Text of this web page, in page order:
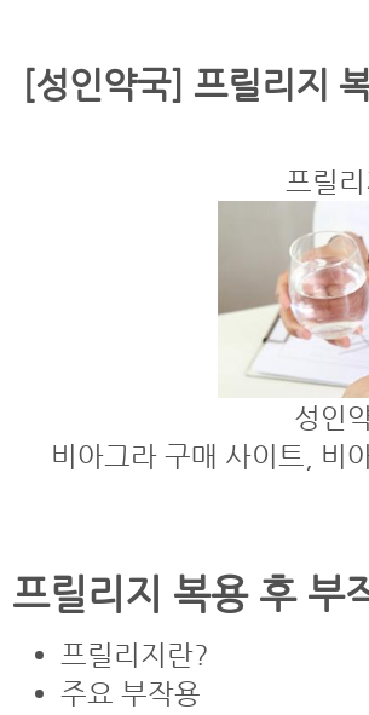
[성인약국] 프릴리지
프릴
성인
비아그라 구매 사이트, 비
프릴리지 복용 후 부
프릴리지란?
주요 부작용